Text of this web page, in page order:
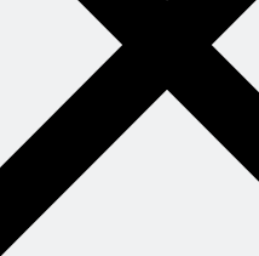
получится вкусно,
крепкий, но огромный,
и полежал больше
отлично, спасибо за
комментарий